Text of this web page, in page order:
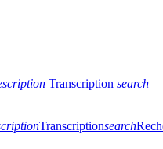
Transcription search
Transcriptionsearch